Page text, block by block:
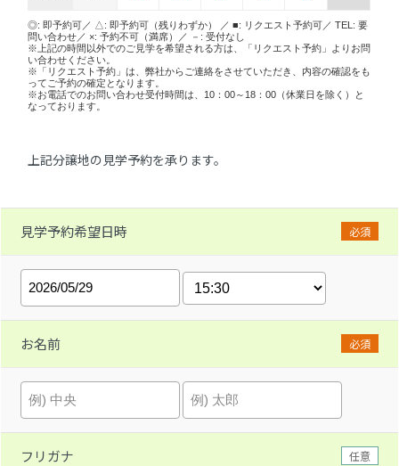
◎: 即予約可／ △: 即予約可（残りわずか） ／ ■: リクエスト予約可／ TEL: 要
問い合わせ／ ×: 予約不可（満席）／ －: 受付なし
※上記の時間以外でのご見学を希望される方は、「リクエスト予約」よりお問
い合わせください。
※「リクエスト予約」は、弊社からご連絡をさせていただき、内容の確認をも
ってご予約の確定となります。
※お電話でのお問い合わせ受付時間は、10：00～18：00（休業日を除く）と
なっております。
上記分譲地の見学予約を承ります。
見学予約希望日時 必須
お名前 必須
フリガナ 任意